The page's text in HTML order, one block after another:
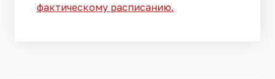
фактическому расписанию.